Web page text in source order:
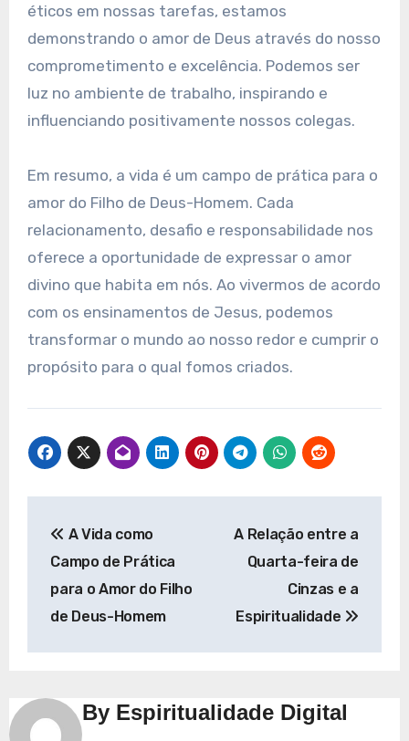
éticos em nossas tarefas, estamos
demonstrando o amor de Deus através do nosso
comprometimento e excelência. Podemos ser
luz no ambiente de trabalho, inspirando e
influenciando positivamente nossos colegas.
Em resumo, a vida é um campo de prática para o
amor do Filho de Deus-Homem. Cada
relacionamento, desafio e responsabilidade nos
oferece a oportunidade de expressar o amor
divino que habita em nós. Ao vivermos de acordo
com os ensinamentos de Jesus, podemos
transformar o mundo ao nosso redor e cumprir o
propósito para o qual fomos criados.
de
Post
A Vida como
Campo de Prática
para o Amor do Filho
de Deus-Homem
A Relação entre a
Quarta-feira de
Cinzas e a
Espiritualidade
By Espiritualidade Digital